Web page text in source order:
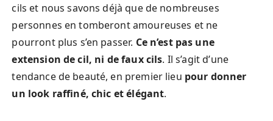
cils et nous savons déjà que de nombreuses
personnes en tomberont amoureuses et ne
pourront plus s’en passer. Ce n’est pas une
extension de cil, ni de faux cils. Il s’agit d’une
tendance de beauté, en premier lieu pour donner
un look raffiné, chic et élégant.